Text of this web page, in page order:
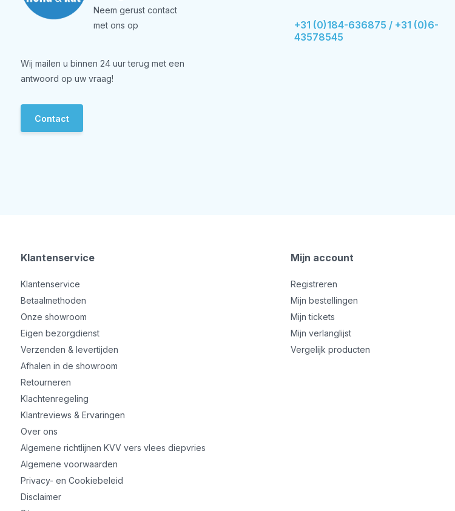
Neem gerust contact
met ons op
Wij mailen u binnen 24 uur terug met een
antwoord op uw vraag!
Contact
+31 (0)184-636875 / +31 (0)6-
43578545
Klantenservice
Klantenservice
Betaalmethoden
Onze showroom
Eigen bezorgdienst
Verzenden & levertijden
Afhalen in de showroom
Retourneren
Klachtenregeling
Klantreviews & Ervaringen
Over ons
Algemene richtlijnen KVV vers vlees diepvries
Algemene voorwaarden
Privacy- en Cookiebeleid
Disclaimer
Mijn account
Registreren
Mijn bestellingen
Mijn tickets
Mijn verlanglijst
Vergelijk producten